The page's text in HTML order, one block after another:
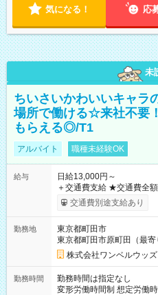
気になる！ 応
未
ちいさいかわいいキャラ
場所で働ける☆来社不要
もらえる◎/T1
アルバイト 職種未経験OK
給与
日給13,000円～
＋交通費支給 ★交通費全額支給！ ┗案件により規定あり ★日払
いOK！（規定あり） ┗働
ンビニATMから 日払い分を引き落
交通費別途支給あり
勤務地
東京都町田市
東京都町田市原町田（最寄
株式会社ワンベルウッズ
勤務時間
勤務時間は指定なし
変形労働時間制 想定労働時間160時間/月